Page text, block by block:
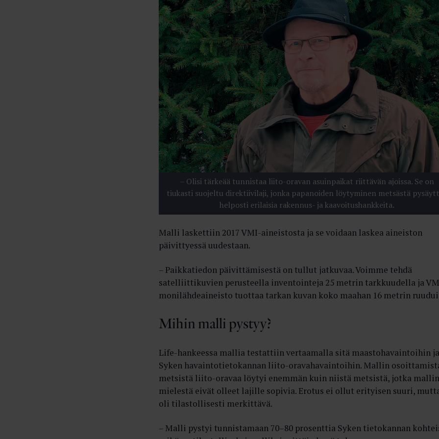
– Olisi tärkeää tunnistaa liito-oravan asuinpaikat riittävän ajoissa. Se on
tiukasti suojeltu direktiivilaji, jonka papanoiden löytyminen metsästä
helposti erilaisia rakennus- ja kaavoitushankkeita.
Malli laskettiin 2017 VMI-aineistosta ja se voidaan laskea aineiston
päivittyessä uudestaan.
– Paikkatiedon päivittämisestä on tullut jatkuvaa. Voimme tehdä
satelliittikuvien perusteella inventointeja 25 metrin tarkkuudella ja
monilähdeaineisto tuottaa tarkan kuvan koko maahan 16 metrin
Mihin malli pystyy?
Life-hankeessa mallia testattiin vertaamalla sitä maastohavaintoihin ja
Syken havaintotietokannan liito-oravahavaintoihin. Mallin
metsistä liito-oravaa löytyi enemmän kuin niistä metsistä, jotka mallin
mielestä eivät olleet lajille sopivia. Erotus ei ollut erityisen suuri,
oli tilastollisesti merkittävä.
– Malli pystyi tunnistamaan 70–80 prosenttia Syken tietokannan